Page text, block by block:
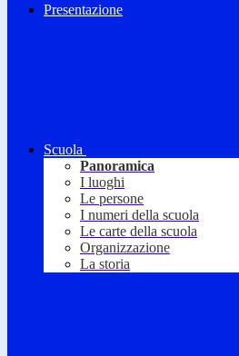
Presentazione
Scuola
Panoramica
I luoghi
Le persone
I numeri della scuola
Le carte della scuola
Organizzazione
La storia